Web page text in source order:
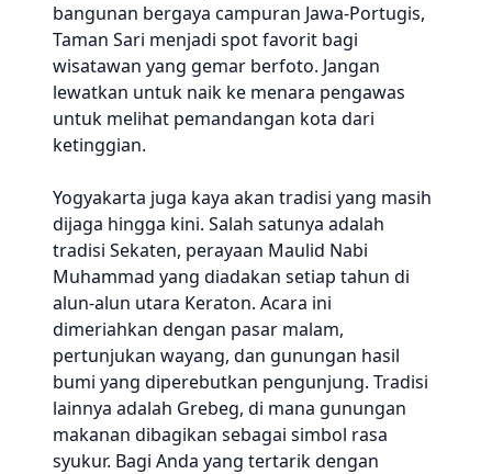
bangunan bergaya campuran Jawa-Portugis,
Taman Sari menjadi spot favorit bagi
wisatawan yang gemar berfoto. Jangan
lewatkan untuk naik ke menara pengawas
untuk melihat pemandangan kota dari
ketinggian.
Yogyakarta juga kaya akan tradisi yang masih
dijaga hingga kini. Salah satunya adalah
tradisi Sekaten, perayaan Maulid Nabi
Muhammad yang diadakan setiap tahun di
alun-alun utara Keraton. Acara ini
dimeriahkan dengan pasar malam,
pertunjukan wayang, dan gunungan hasil
bumi yang diperebutkan pengunjung. Tradisi
lainnya adalah Grebeg, di mana gunungan
makanan dibagikan sebagai simbol rasa
syukur. Bagi Anda yang tertarik dengan